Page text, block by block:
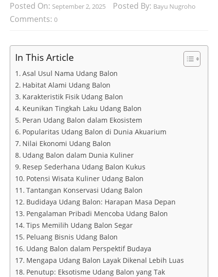
Posted On: September 2, 2025 Posted By: Bayu Nugroho
Comments: 0
In This Article
Asal Usul Nama Udang Balon
Habitat Alami Udang Balon
Karakteristik Fisik Udang Balon
Keunikan Tingkah Laku Udang Balon
Peran Udang Balon dalam Ekosistem
Popularitas Udang Balon di Dunia Akuarium
Nilai Ekonomi Udang Balon
Udang Balon dalam Dunia Kuliner
Resep Sederhana Udang Balon Kukus
Potensi Wisata Kuliner Udang Balon
Tantangan Konservasi Udang Balon
Budidaya Udang Balon: Harapan Masa Depan
Pengalaman Pribadi Mencoba Udang Balon
Tips Memilih Udang Balon Segar
Peluang Bisnis Udang Balon
Udang Balon dalam Perspektif Budaya
Mengapa Udang Balon Layak Dikenal Lebih Luas
Penutup: Eksotisme Udang Balon yang Tak